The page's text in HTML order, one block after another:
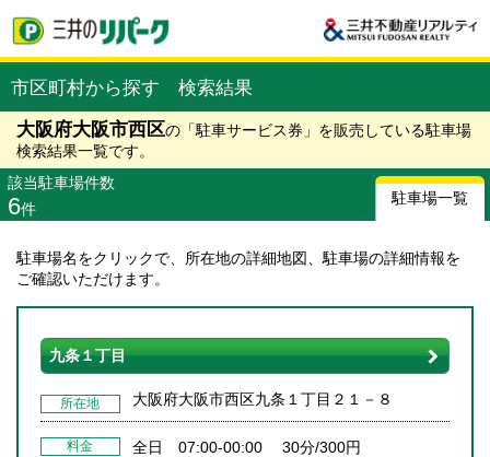
市区町村から探す 検索結果
大阪府大阪市西区の「駐車サービス券」を販売している駐車場
検索結果一覧です。
該当駐車場件数
6件
駐車場一覧
駐車場名をクリックで、所在地の詳細地図、駐車場の詳細情報を
ご確認いただけます。
九条１丁目
所在地 大阪府大阪市西区九条１丁目２１－８
料金
全日 07:00-00:00 30分/300円